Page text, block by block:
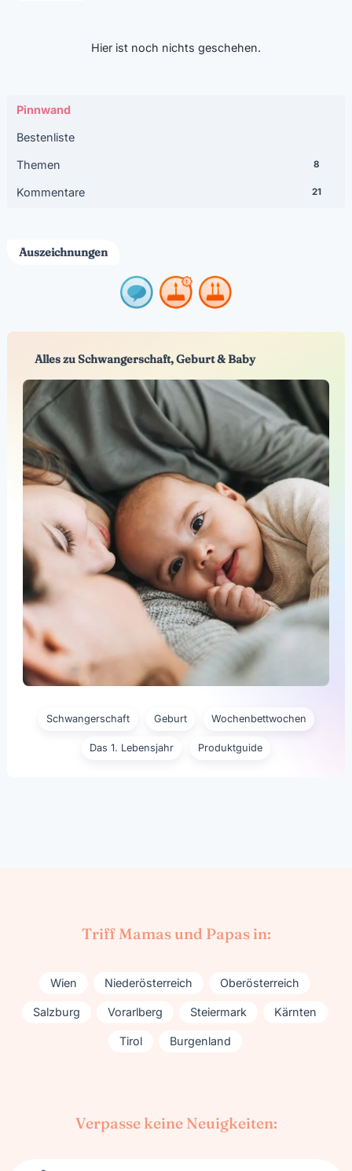
Hier ist noch nichts geschehen.
Pinnwand
Bestenliste
Themen 8
Kommentare 21
Auszeichnungen
Alles zu Schwangerschaft, Geburt & Baby
Schwangerschaft Geburt Wochenbettwochen
Das 1. Lebensjahr Produktguide
Triff Mamas und Papas in:
Wien Niederösterreich Oberösterreich
Salzburg Vorarlberg Steiermark Kärnten
Tirol Burgenland
Verpasse keine Neuigkeiten: